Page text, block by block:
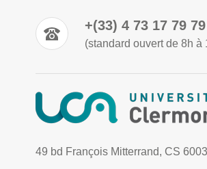
+(33) 4 73 17 79 79
(standard ouvert de 8h à
49 bd François Mitterrand, CS